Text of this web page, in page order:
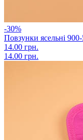
-30%
Повзунки ясельні 900-
14.00 грн.
14.00 грн.